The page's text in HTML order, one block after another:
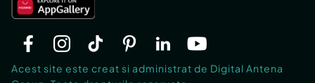
Acest site este creat si administrat de Digital Antena